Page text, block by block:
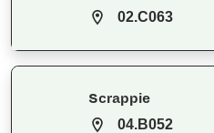
02.C063
Scrappie
04.B052